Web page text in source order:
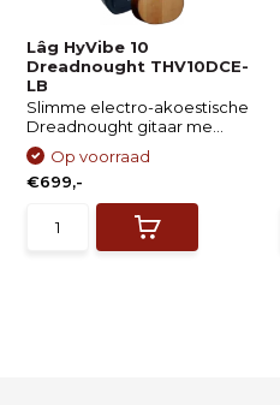
Lâg HyVibe 10
Dreadnought THV10DCE-
LB
Slimme electro-akoestische
Dreadnought gitaar me...
Op voorraad
€699,-